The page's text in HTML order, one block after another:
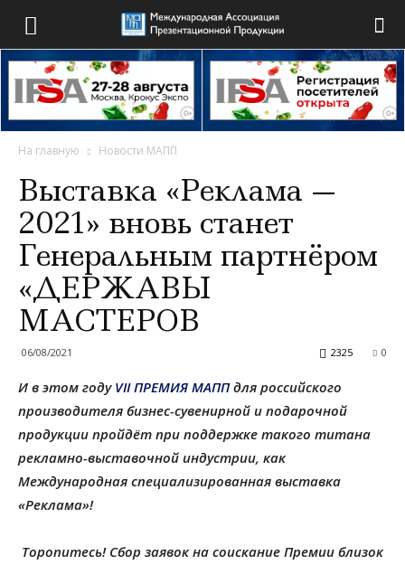
На главную Новости МАПП
Выставка «Реклама —
2021» вновь станет
Генеральным партнёром
«ДЕРЖАВЫ
МАСТЕРОВ
06/08/2021 0
2325
И в этом году VII ПРЕМИЯ МАППдля российского
производителя бизнес-сувенирной и подарочной
продукции пройдёт при поддержке такого титана
рекламно-выставочной индустрии, как
Международная специализированная выставка
«Реклама»!
Торопитесь! Сбор заявок на соискание Премии близок